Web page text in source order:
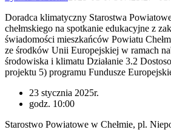
Doradca klimatyczny Starostwa
serdecznie zaprasza przedsiębiorców z
na spotkanie edukacyjne z zakresu
w ramach projektu pn. „Podnoszenie
Powiatu Chełmskiego w zakresie
dofinansowanego ze środków Unii
środowiska i klimatu Działanie 3.2
i zapobieganie powodziom i suszy (typ